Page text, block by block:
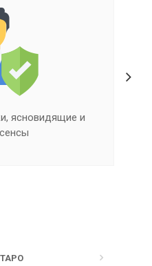
помощь онлайн